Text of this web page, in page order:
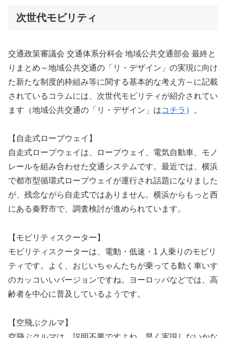
次世代モビリティ
交通政策審議会 交通体系分科会 地域公共交通部会 最終と
りまとめ～地域公共交通の「リ・デザイン」の実現に向け
た新たな制度的枠組み等に関する基本的な考え方～に記載
されているコラムには、次世代モビリティが紹介されてい
ます（地域公共交通の「リ・デザイン」はコチラ ）。
【自走式ロープウェイ】
自走式ロープウェイは、ロープウェイ、電気自動車、モノ
レールを組み合わせた交通システムです。最近では、横浜
で都市型循環式ロープウェイが運行され話題になりました
が、残念ながら自走式ではありません。横浜からもっと西
にある秦野市で、調査検討が進められています。
【モビリティスクーター】
モビリティスクーターは、電動・低速・1 人乗りのモビリ
ティです。よく、おじいちゃんたちが乗ってる動く車いす
のカッコいいバージョンですね。ヨーロッパなどでは、高
齢者を中心に普及しているようです。
【空飛ぶクルマ】